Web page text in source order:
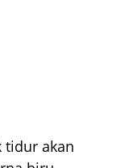
tidur akan